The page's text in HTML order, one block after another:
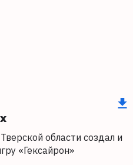
области создал и
«Гексайрон»